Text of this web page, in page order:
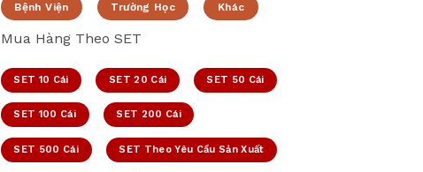
Bệnh Viện Trường Học Khác
Mua Hàng Theo SET
SET 10 Cái SET 20 Cái SET 50 Cái
SET 100 Cái SET 200 Cái
SET 500 Cái SET Theo Yêu Cầu Sản Xuất